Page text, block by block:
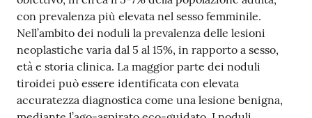
con prevalenza più elevata nel sesso femminile.
Nell’ambito dei noduli la prevalenza delle lesioni
neoplastiche varia dal 5 al 15%, in rapporto a sesso,
età e storia clinica. La maggior parte dei noduli
tiroidei può essere identificata con elevata
accuratezza diagnostica come una lesione benigna,